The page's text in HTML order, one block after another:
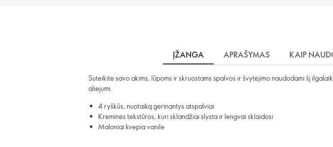
ĮŽANGA APRAŠYMAS KAIP
Suteikite savo akims, lūpoms ir skruostams spalvos ir švytėjimo naudodami šį
aliejumi.
4 ryškūs, nuotaiką gerinantys atspalviai
Kreminės tekstūros, kuri sklandžiai slysta ir lengvai sklaidosi
Maloniai kvepia vanile